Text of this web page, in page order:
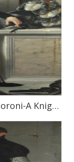
大英博物馆-Giovanni Battista Moroni-A Knight with his Jousting Helmet